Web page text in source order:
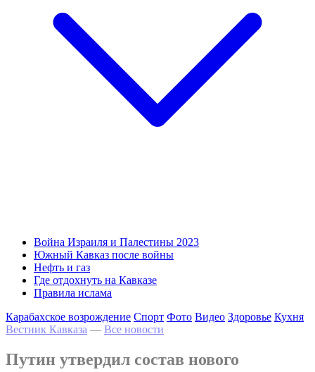
Война Израиля и Палестины 2023
Южный Кавказ после войны
Нефть и газ
Где отдохнуть на Кавказе
Правила ислама
Карабахское возрождение Спорт Фото Видео Здоровье Кухня
Вестник Кавказа — Все новости
Путин утвердил состав нового